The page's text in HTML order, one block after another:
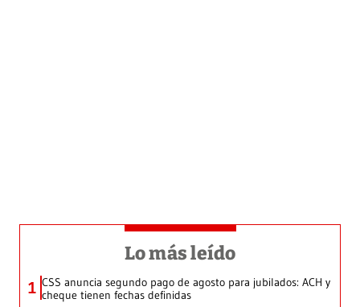
Lo más leído
1 CSS anuncia segundo pago de agosto para jubilados: ACH y
cheque tienen fechas definidas